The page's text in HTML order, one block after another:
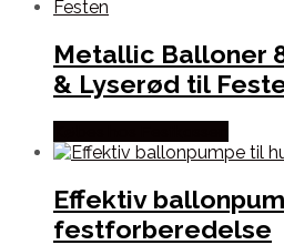
Metallic Balloner
& Lyserød til
Effektiv
festforberedelse